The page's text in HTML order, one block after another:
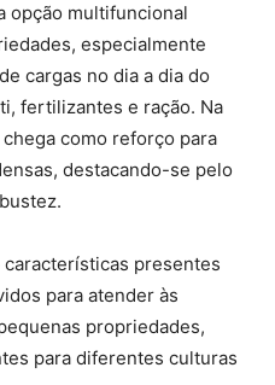
opção multifuncional
especialmente
cargas no dia a dia do
fertilizantes e ração. Na
como reforço para
destacando-se pelo
presentes
para atender às
propriedades,
para diferentes culturas